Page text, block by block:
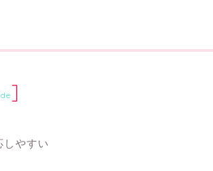
]
しやすい